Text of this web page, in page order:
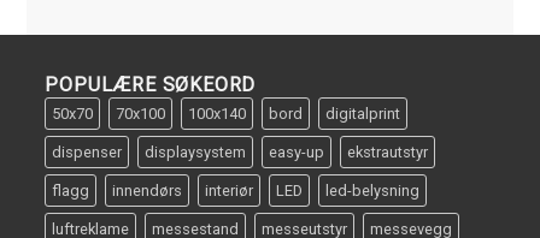
POPULÆRE SØKEORD
50x70 70x100 100x140 bord digitalprint
dispenser displaysystem easy-up ekstrautstyr
flagg innendørs interiør LED led-belysning
luftreklame messestand messeutstyr messevegg